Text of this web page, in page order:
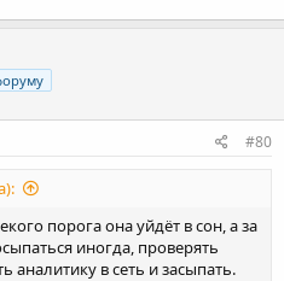
#80
порога она уйдёт в сон, а за
иногда, проверять
аналитику в сеть и засыпать.